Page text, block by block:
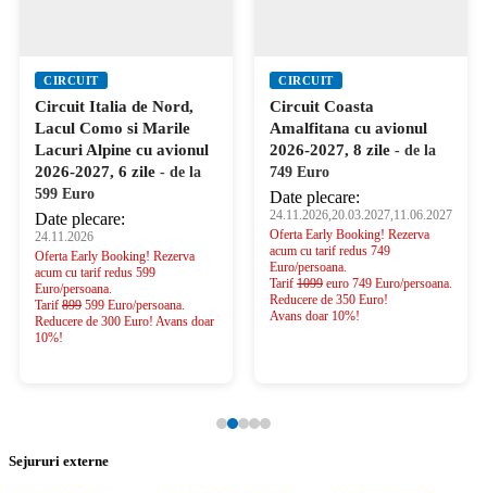
CIRCUIT
Circuit Italia de Nord,
Lacul Como si Marile
Lacuri Alpine cu avionul
2026-2027, 6 zile - de la
599 Euro
Date plecare:
24.11.2026
Oferta Early Booking! Rezerva
acum cu tarif redus 599
Euro/persoana.
Tarif 899 599 Euro/persoana.
Reducere de 300 Euro! Avans doar
10%!
CIRCUIT
Circuit Coasta
Amalfitana cu avionul
2026-2027, 8 zile - de la
749 Euro
Date plecare:
24.11.2026,20.03.2027,11.06.2027
Oferta Early Booking! Rezerva
acum cu tarif redus 749
Euro/persoana.
Tarif 1099 euro 749 Euro/persoana.
Reducere de 350 Euro!
Avans doar 10%!
Sejururi externe